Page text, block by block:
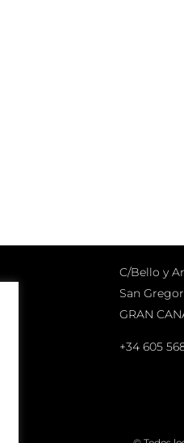
C/Bello y
San
GRAN
+34 605